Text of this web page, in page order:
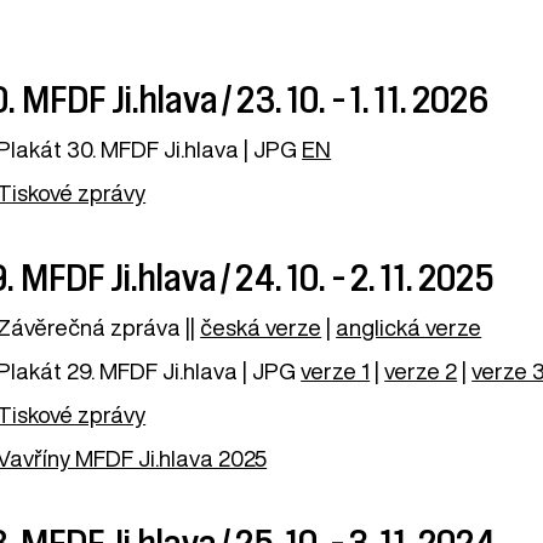
MFDF Ji.hlava / 23. 10. – 1. 11. 2026
30. MFDF Ji.hlava | JPG EN
zprávy
MFDF Ji.hlava / 24. 10. – 2. 11. 2025
zpráva || česká verze
anglická verze
29. MFDF Ji.hlava | JPGverze 1 |verze 2 |verze 3
zprávy
MFDF Ji.hlava 2025